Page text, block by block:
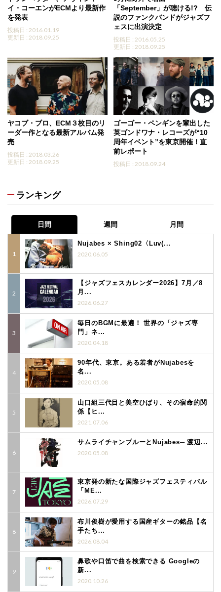
イ・コーエンがECMより最新作
を発表
投稿日 : 2016.01.19
更新日 : 2018.09.25
「September」が聴ける!? 伝
説のファンクバンドがジャズフ
ェスに出演決定
投稿日 : 2016.05.25
更新日 : 2018.09.25
ヤコブ・ブロ、ECM３枚目のリ
ーダー作となる最新アルバム発
売
投稿日 : 2018.03.26
更新日 : 2018.09.25
ゴーゴー・ペンギンを輩出した
英ゴンドワナ・レコーズが“10
周年イベント”を東京開催！直
前レポート
投稿日 : 2018.09.24
ランキング
日間 週間 月間
Nujabes × Shing02〈Luv(...
2020.06.05
【ジャズフェスカレンダー2026】7月／8
月...
2026.06.27
毎日のBGMに最適！ 世界の「ジャズ専
門」ネ...
2020.04.18
90年代、東京。ある若者がNujabesを
名...
2020.05.08
山口組三代目と美空ひばり、その宿命的関
係【ヒ...
2021.07.06
サムライチャンプルーとNujabes─ 渡辺...
2020.05.08
東京発の新たな国際ジャズフェスティバル
「ME...
2026.07.29
布川俊樹が愛用する国産ギターの銘品【名
手たち...
2026.08.04
鼻歌や口笛で曲を検索できる Googleの
新...
2020.10.26